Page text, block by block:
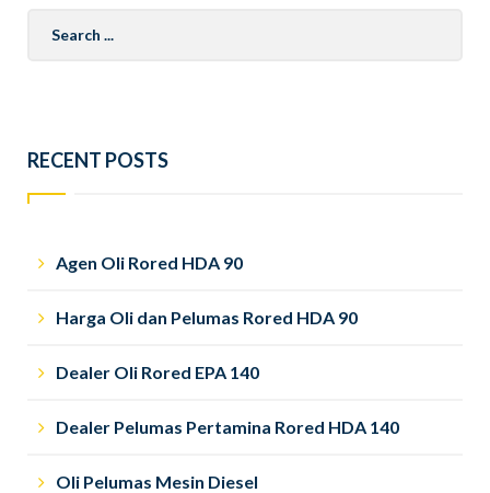
for:
RECENT POSTS
Agen Oli Rored HDA 90
Harga Oli dan Pelumas Rored HDA 90
Dealer Oli Rored EPA 140
Dealer Pelumas Pertamina Rored HDA 140
Oli Pelumas Mesin Diesel